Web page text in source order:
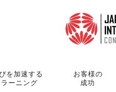
を加速する
ラーニング
お客様の
成功